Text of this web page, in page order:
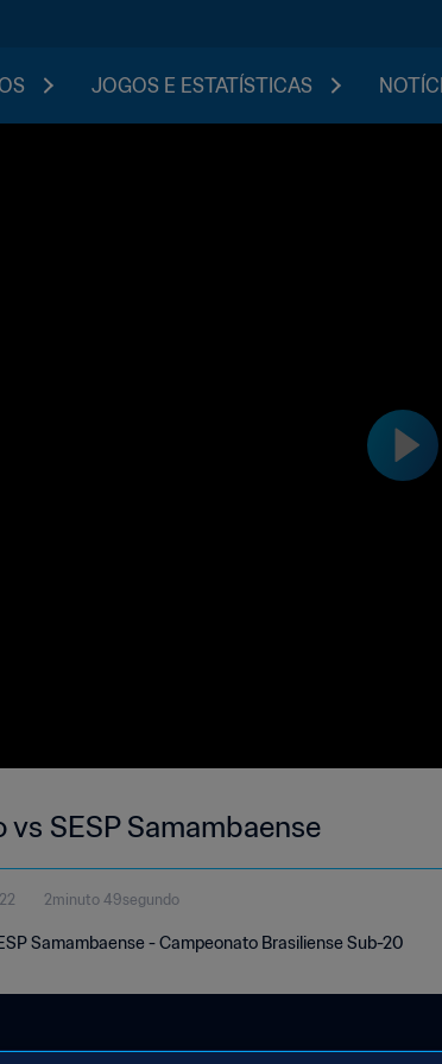
JOGOS E ESTATÍSTICAS
vs SESP Samambaense
2minuto 49segundo
Samambaense - Campeonato Brasiliense Sub-20